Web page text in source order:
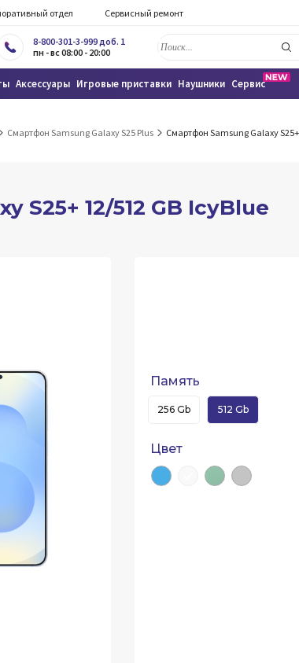
отдел Сервисный ремонт
8-800-301-3-999 доб. 1
пн - вс 08:00 - 20:00
Аксессуары Игровые приставки Наушники Сервис
Смартфон Samsung Galaxy S25 Plus Смартфон Samsung Galaxy
S25+ 12/512 GB IcyBlue
Память
256 Gb 512 Gb
Цвет